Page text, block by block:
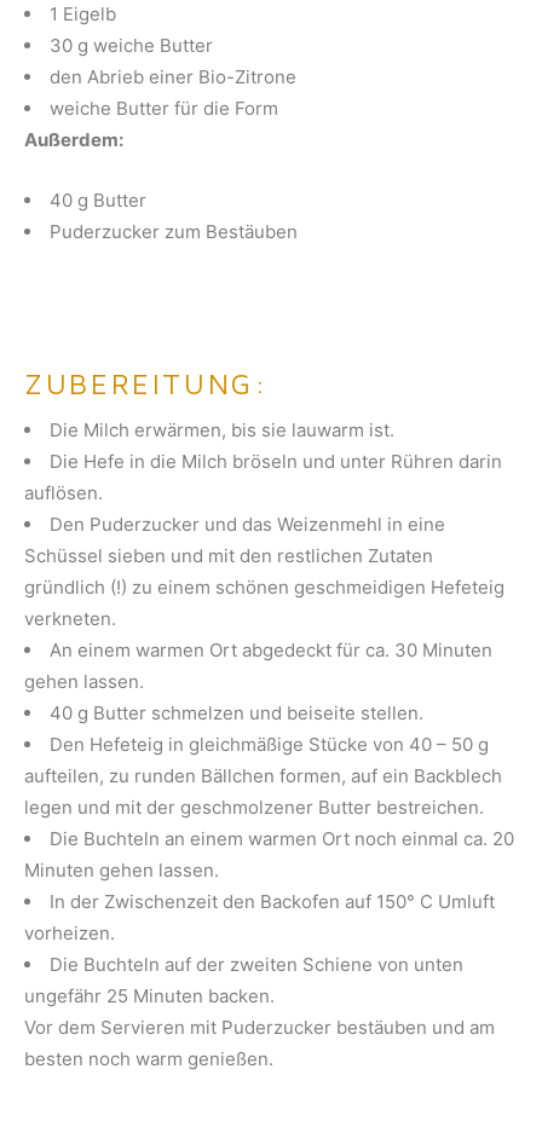
1 Eigelb
30 g weiche Butter
den Abrieb einer Bio-Zitrone
weiche Butter für die Form
Außerdem:
40 g Butter
Puderzucker zum Bestäuben
ZUBEREITUNG:
Die Milch erwärmen, bis sie lauwarm ist.
Die Hefe in die Milch bröseln und unter Rühren darin
auflösen.
Den Puderzucker und das Weizenmehl in eine
Schüssel sieben und mit den restlichen Zutaten
gründlich (!) zu einem schönen geschmeidigen Hefeteig
verkneten.
An einem warmen Ort abgedeckt für ca. 30 Minuten
gehen lassen.
40 g Butter schmelzen und beiseite stellen.
Den Hefeteig in gleichmäßige Stücke von 40 – 50 g
aufteilen, zu runden Bällchen formen, auf ein Backblech
legen und mit der geschmolzener Butter bestreichen.
Die Buchteln an einem warmen Ort noch einmal ca. 20
Minuten gehen lassen.
In der Zwischenzeit den Backofen auf 150° C Umluft
vorheizen.
Die Buchteln auf der zweiten Schiene von unten
ungefähr 25 Minuten backen.
Vor dem Servieren mit Puderzucker bestäuben und am
besten noch warm genießen.